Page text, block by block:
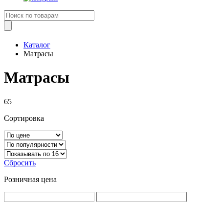
Каталог
Матрасы
Матрасы
65
Сортировка
Сбросить
Розничная цена